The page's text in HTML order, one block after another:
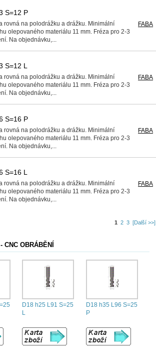
S=12 P
rovná na polodrážku a drážku. Minimální
olepovaného materiálu 11 mm. Fréza pro 2-3
Na objednávku,...
FABA
S=12 L
rovná na polodrážku a drážku. Minimální
olepovaného materiálu 11 mm. Fréza pro 2-3
Na objednávku,...
FABA
S=16 P
rovná na polodrážku a drážku. Minimální
olepovaného materiálu 11 mm. Fréza pro 2-3
Na objednávku,...
FABA
S=16 L
rovná na polodrážku a drážku. Minimální
olepovaného materiálu 11 mm. Fréza pro 2-3
Na objednávku,...
FABA
1 2 3 [Další >>]
OBRÁBĚNÍ
D18 h25 L91 S=25
L
D18 h35 L96 S=25
P